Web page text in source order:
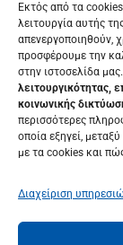
Εκτός από τα cookies
λειτουργία αυτής
απενεργοποιηθούν,
προσφέρουμε την
στην ιστοσελίδα
λειτουργικότητας,
κοινωνικής
περισσότερες
οποία εξηγεί,
με τα cookies και
Διαχείριση
Συχνές